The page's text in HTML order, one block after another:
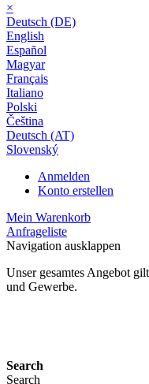
×
Deutsch (DE)
English
Español
Magyar
Français
Italiano
Polski
Čeština
Deutsch (AT)
Slovenský
Anmelden
Konto erstellen
Mein Warenkorb
Anfrageliste
Navigation ausklappen
Unser gesamtes Angebot
und Gewerbe.
Search
Search